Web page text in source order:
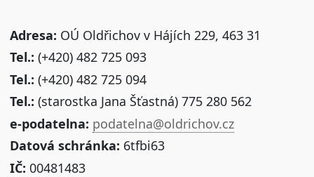
Adresa: OÚ Oldřichov v Hájích 229, 463 31
Tel.: (+420) 482 725 093
Tel.: (+420) 482 725 094
Tel.: (starostka Jana Šťastná) 775 280 562
e-podatelna: podatelna@oldrichov.cz
Datová schránka: 6tfbi63
IČ: 00481483